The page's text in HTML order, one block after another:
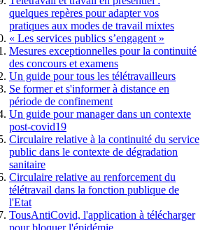
quelques repères pour adapter vos
pratiques aux modes de travail mixtes
« Les services publics s’engagent »
Mesures exceptionnelles pour la continuité
des concours et examens
Un guide pour tous les télétravailleurs
Se former et s'informer à distance en
période de confinement
Un guide pour manager dans un contexte
post-covid19
Circulaire relative à la continuité du service
public dans le contexte de dégradation
sanitaire
Circulaire relative au renforcement du
télétravail dans la fonction publique de
l'Etat
TousAntiCovid, l'application à télécharger
pour bloquer l'épidémie